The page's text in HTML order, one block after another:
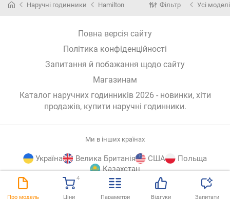
Про модель Ціни
4
Параметри Відгуки Запитати
Наручні годинники Hamilton Фільтр Усі моделі
Повна версія сайту
Політика конфіденційності
Запитання й побажання щодо сайту
Магазинам
Каталог наручних годинників 2026 - новинки, хіти
продажів, купити наручні годинники.
Ми в інших країнах
Україна Велика Британія США
Польща
Казахстан
© E-Katalog, 2026 ВГОРУ